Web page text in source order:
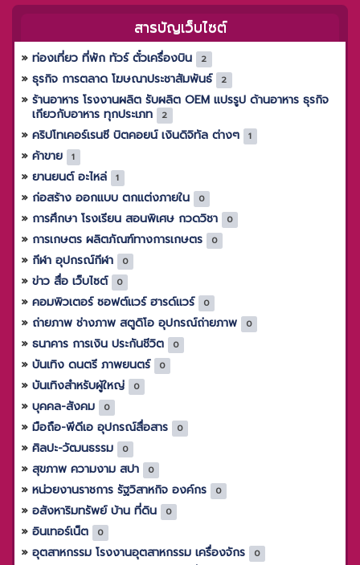
สารบัญเว็บไซต์
ท่องเที่ยว ที่พัก ทัวร์ ตั๋วเครื่องบิน 2
ธุรกิจ การตลาด โฆษณาประชาสัมพันธ์ 2
ร้านอาหาร โรงงานผลิต รับผลิต OEM แปรรูป ด้านอาหาร ธุรกิจ
เกียวกับอาหาร ทุกประเภท
2
คริปโทเคอร์เรนซี บิตคอยน์ เงินดิจิทัล ต่างๆ 1
ค้าขาย 1
ยานยนต์ อะไหล่ 1
ก่อสร้าง ออกแบบ ตกแต่งภายใน 0
การศึกษา โรงเรียน สอนพิเศษ กวดวิชา 0
การเกษตร ผลิตภัณฑ์ทางการเกษตร 0
กีฬา อุปกรณ์กีฬา 0
ข่าว สื่อ เว็บไซต์ 0
คอมพิวเตอร์ ซอฟต์แวร์ ฮารด์แวร์ 0
ถ่ายภาพ ช่างภาพ สตูดิโอ อุปกรณ์ถ่ายภาพ 0
ธนาคาร การเงิน ประกันชีวิต 0
บันเทิง ดนตรี ภาพยนตร์ 0
บันเทิงสำหรับผู้ใหญ่ 0
บุคคล-สังคม 0
มือถือ-พีดีเอ อุปกรณ์สื่อสาร 0
ศิลปะ-วัฒนธรรม 0
สุขภาพ ความงาม สปา 0
หน่วยงานราชการ รัฐวิสาหกิจ องค์กร 0
อสังหาริมทรัพย์ บ้าน ที่ดิน 0
อินเทอร์เน็ต 0
อุตสาหกรรม โรงงานอุตสาหกรรม เครื่องจักร 0